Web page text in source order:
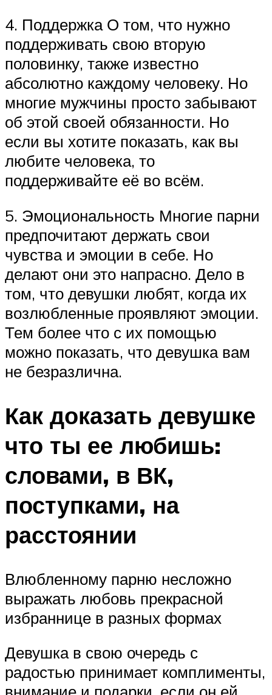
4. Поддержка О том, что нужно
поддерживать свою вторую
половинку, также известно
абсолютно каждому человеку. Но
многие мужчины просто забывают
об этой своей обязанности. Но
если вы хотите показать, как вы
любите человека, то
поддерживайте её во всём.
5. Эмоциональность Многие парни
предпочитают держать свои
чувства и эмоции в себе. Но
делают они это напрасно. Дело в
том, что девушки любят, когда их
возлюбленные проявляют эмоции.
Тем более что с их помощью
можно показать, что девушка вам
не безразлична.
Как доказать девушке
что ты ее любишь:
словами, в ВК,
поступками, на
расстоянии
Влюбленному парню несложно
выражать любовь прекрасной
избраннице в разных формах
Девушка в свою очередь с
радостью принимает комплименты,